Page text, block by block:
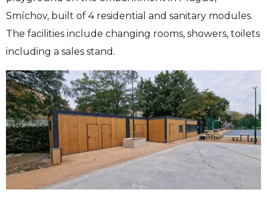
Smíchov, built of 4 residential and sanitary modules.
The facilities include changing rooms, showers, toilets
including a sales stand.